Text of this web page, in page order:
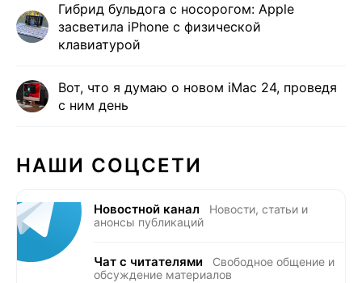
Гибрид бульдога с носорогом: Apple
засветила iPhone с физической
клавиатурой
Вот, что я думаю о новом iMac 24, проведя
с ним день
НАШИ СОЦСЕТИ
Новостной канал
Новости, статьи и
анонсы публикаций
Чат с читателями
Свободное общение и
обсуждение материалов